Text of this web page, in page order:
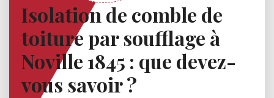
Isolation de comble de
toiture par soufflage à
Noville 1845 : que devez-
vous savoir ?